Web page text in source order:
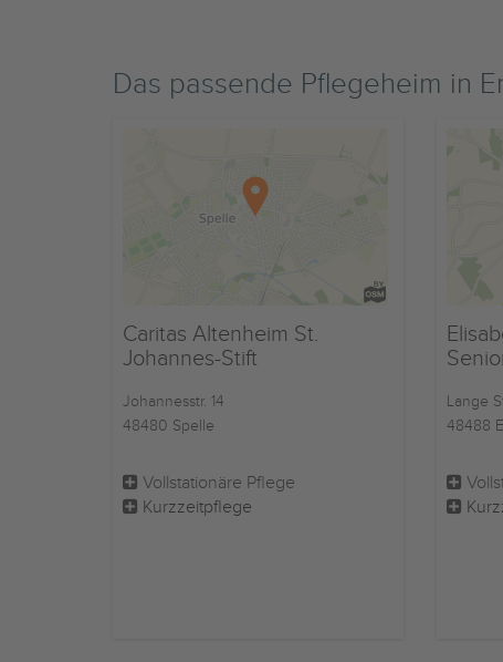
Das passende Pflegeheim in
Caritas Altenheim St.
Johannes-Stift
Johannesstr. 14
48480 Spelle
Vollstationäre Pflege
Kurzzeitpflege
Lange
48488